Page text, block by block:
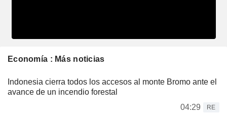
Economía : Más noticias
Indonesia cierra todos los accesos al monte Bromo ante el
avance de un incendio forestal
04:29
RE